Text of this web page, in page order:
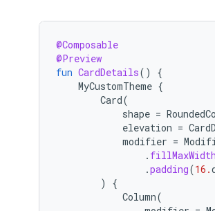
@Composable
@Preview
fun CardDetails()
{
MyCustomTheme {
Card(
shape =
elevation =
modifier =
. fillMaxWidth
.padding(16.
)
{
Column(